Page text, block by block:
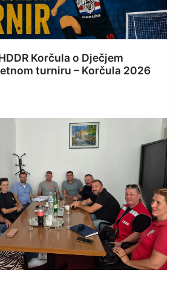
Korčula o Dječjem
turniru – Korčula 2026